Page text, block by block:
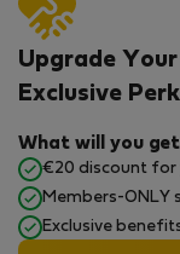
Upgrade
Exclusive
What will you
€20 discount for
Members-ONLY
Exclusive